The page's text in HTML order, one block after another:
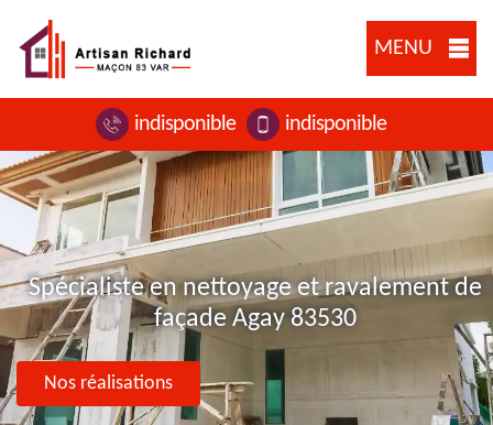
MENU
indisponible indisponible
Spécialiste en nettoyage et ravalement de
façade Agay 83530
Nos réalisations